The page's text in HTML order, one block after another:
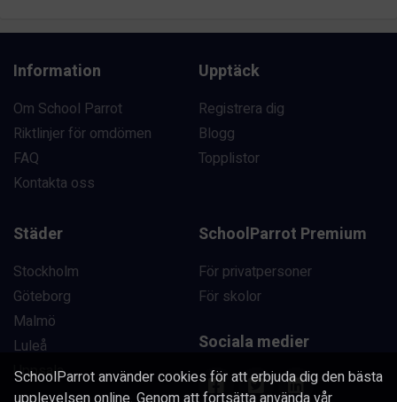
Om School Parrot
Riktlinjer för omdömen
FAQ
Kontakta oss
Registrera dig
Blogg
Topplistor
Stockholm
Göteborg
Malmö
Luleå
Uppsala
För privatpersoner
För skolor
SchoolParrot använder cookies för att erbjuda dig den bästa